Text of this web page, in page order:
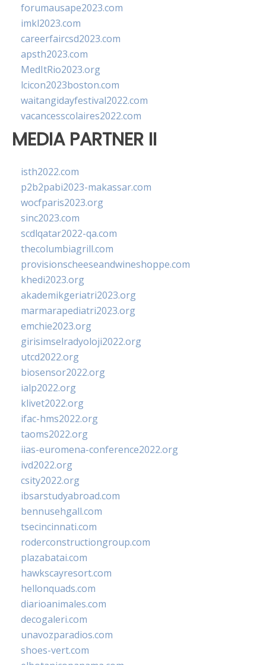
forumausape2023.com
imkl2023.com
careerfaircsd2023.com
apsth2023.com
MedItRio2023.org
lcicon2023boston.com
waitangidayfestival2022.com
vacancesscolaires2022.com
MEDIA PARTNER II
isth2022.com
p2b2pabi2023-makassar.com
wocfparis2023.org
sinc2023.com
scdlqatar2022-qa.com
thecolumbiagrill.com
provisionscheeseandwineshoppe.com
khedi2023.org
akademikgeriatri2023.org
marmarapediatri2023.org
emchie2023.org
girisimselradyoloji2022.org
utcd2022.org
biosensor2022.org
ialp2022.org
klivet2022.org
ifac-hms2022.org
taoms2022.org
iias-euromena-conference2022.org
ivd2022.org
csity2022.org
ibsarstudyabroad.com
bennusehgall.com
tsecincinnati.com
roderconstructiongroup.com
plazabatai.com
hawkscayresort.com
hellonquads.com
diarioanimales.com
decogaleri.com
unavozparadios.com
shoes-vert.com